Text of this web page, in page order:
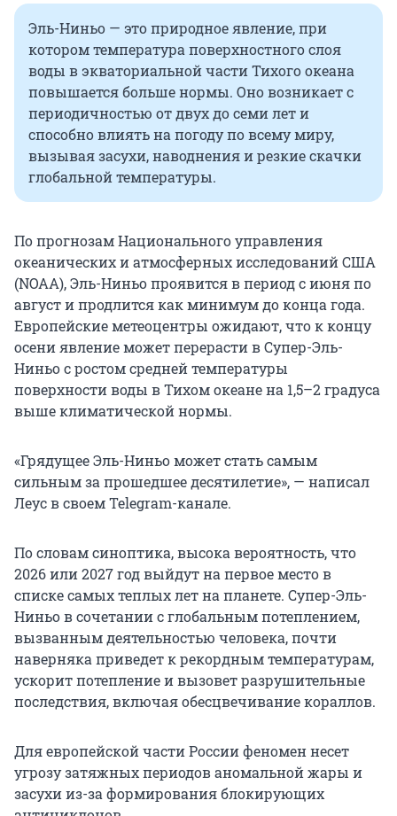
Эль-Ниньо — это природное явление, при
котором температура поверхностного слоя
воды в экваториальной части Тихого океана
повышается больше нормы. Оно возникает с
периодичностью от двух до семи лет и
способно влиять на погоду по всему миру,
вызывая засухи, наводнения и резкие скачки
глобальной температуры.
По прогнозам Национального управления
океанических и атмосферных исследований США
(NOAA), Эль-Ниньо проявится в период с июня по
август и продлится как минимум до конца года.
Европейские метеоцентры ожидают, что к концу
осени явление может перерасти в Супер-Эль-
Ниньо с ростом средней температуры
поверхности воды в Тихом океане на 1,5–2 градуса
выше климатической нормы.
«Грядущее Эль-Ниньо может стать самым
сильным за прошедшее десятилетие», — написал
Леус в своем Telegram-канале.
По словам синоптика, высока вероятность, что
2026 или 2027 год выйдут на первое место в
списке самых теплых лет на планете. Супер-Эль-
Ниньо в сочетании с глобальным потеплением,
вызванным деятельностью человека, почти
наверняка приведет к рекордным температурам,
ускорит потепление и вызовет разрушительные
последствия, включая обесцвечивание кораллов.
Для европейской части России феномен несет
угрозу затяжных периодов аномальной жары и
засухи из-за формирования блокирующих